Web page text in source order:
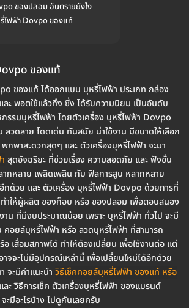
ของปลอม อันตรายยังไง
ไฟฟ้า Dovpo ของแท้
ของแท้
ของแท้ ได้ออกแบบ บุหรี่ไฟฟ้า ประเภท กล่อง
ะ พอตใช้แล้วทิ้ง ซึ่ง ได้รับความนิยม เป็นอันดับ
รรมบุหรี่ไฟฟ้า โดยตัวเครื่อง บุหรี่ไฟฟ้า Dovpo
ลวดลาย โดดเด่น ทันสมัย น่าใช้งาน มีขนาดให้เลือก
พาสะดวกสุดๆ และ ตัวเครื่องบุหรี่ไฟฟ้า จะมา
สุดอัจฉริยะ ที่ช่วยเรื่อง ความลอดภัย และ ฟังชั่น
ากหลาย เพลิดเพลิน กับ ฟิลการสูบ หลากหลาย
กด้วย และ ตัวเครื่อง บุหรี่ไฟฟ้า Dovpo ด้วยการที่
ำให้ผู้ผลิต ของก็อบ หรือ ของปลอม เพื่อตอบสนอง
าน ที่มีงบประมาณน้อย เพราะ บุหรี่ไฟฟ้า ทั่วไป จะมี
อยล์บุหรี่ไฟฟ้า หรือ ลวดบุหรี่ไฟฟ้า ที่สามารถ
อ เสื่อมสภาพได้ ทำให้ต้องเปลี่ยน เพื่อใช้งานต่อ แต่
จจะไม่มีอุปกรณ์เหล่านี้ เพื่อเปลี่ยนใหม่ได้อีกด้วย
จะมีคำแนะนำวิธีเช็คคอยล์บุหรี่ไฟฟ้า ของแท้ หรือ
ะ วิธีการเช็ค ตัวเครื่องบุหรี่ไฟฟ้า ของแบรนด์
ะมีอะไรบ้าง ไปดูกันเลยครับ